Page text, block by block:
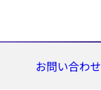
お問い合わせ